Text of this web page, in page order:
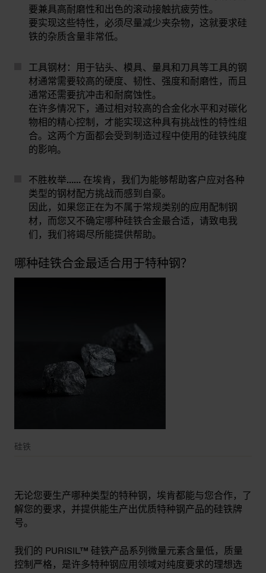
要兼具高耐磨性和出色的滚动接触抗疲劳性。
要实现这些特性，必须尽量减少夹杂物，这就要求硅
铁的杂质含量非常低。
工具钢材： 用于钻头、模具、量具和刀具等工具的钢
材通常需要较高的硬度、韧性、强度和耐磨性，而且
通常还需要抗冲击和耐腐蚀性。
在许多情况下，通过相对较高的合金化水平和对碳化
物相的精心控制，才能实现这种具有挑战性的特性组
合。这两个方面都会受到制造过程中使用的硅铁纯度
的影响。
不胜枚举…… 在埃肯，我们为能够帮助客户应对各种
类型的钢材配方挑战而感到自豪。
因此，如果您正在为不属于常规类别的应用配制钢
材，而您又不确定哪种硅铁合金最合适，请致电我
们，我们将竭尽所能提供帮助。
哪种硅铁合金最适合用于特种钢？
硅铁
无论您要生产哪种类型的特种钢，埃肯都能与您合作，了
解您的要求，并提供能生产出优质特种钢产品的硅铁牌
号。
我们的 PURISIL™ 硅铁产品系列微量元素含量低，质量
控制严格，是许多特种钢应用领域对纯度要求的理想选